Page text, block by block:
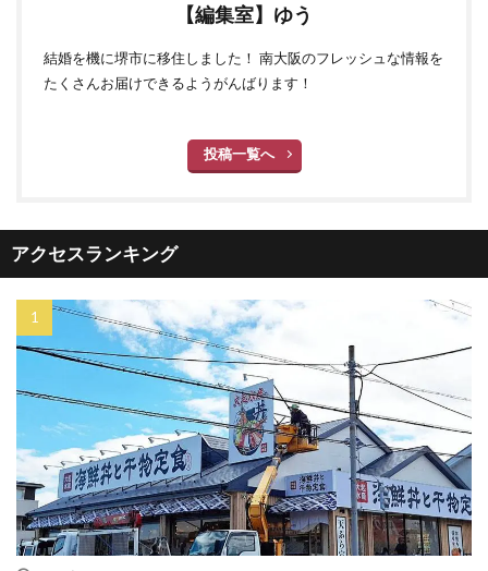
【編集室】ゆう
結婚を機に堺市に移住しました！ 南大阪のフレッシュな情報を
たくさんお届けできるようがんばります！
投稿一覧へ
アクセスランキング